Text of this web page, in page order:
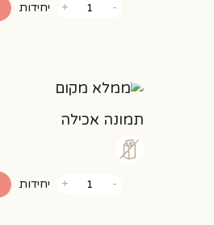
-של
+ יחידות
תמונה אכילה
-של
+ יחידות